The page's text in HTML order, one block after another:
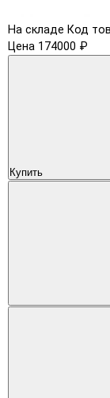
На складе Код
Цена 174000 ₽
Купить